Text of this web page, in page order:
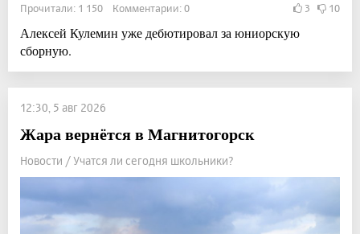
Прочитали: 1 150 Комментарии: 0 3 10
Алексей Кулемин уже дебютировал за юниорскую
сборную.
12:30, 5 авг 2026
Жара вернётся в Магнитогорск
Новости / Учатся ли сегодня школьники?